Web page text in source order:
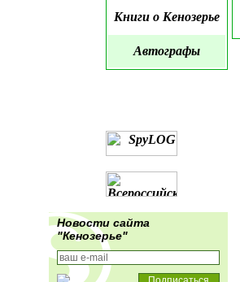
Книги о Кенозерье
Автографы
Новости сайта
"Кенозерье"